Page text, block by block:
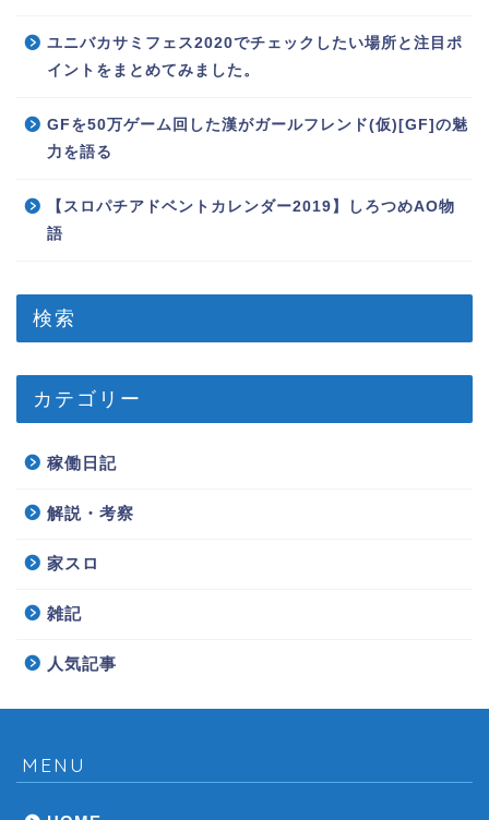
ユニバカサミフェス2020でチェックしたい場所と注目ポ
イントをまとめてみました。
GFを50万ゲーム回した漢がガールフレンド(仮)[GF]の魅
力を語る
【スロパチアドベントカレンダー2019】しろつめAO物
語
検索
カテゴリー
稼働日記
解説・考察
家スロ
雑記
人気記事
MENU